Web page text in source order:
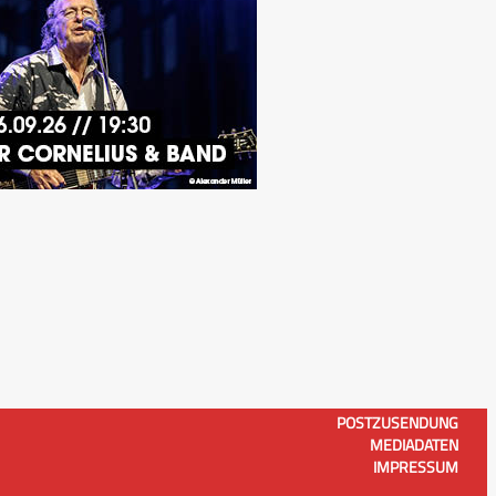
POSTZUSENDUNG
MEDIADATEN
IMPRESSUM